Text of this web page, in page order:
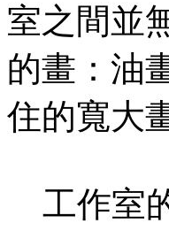
室之間並
的畫：油
住的寬大
工作室